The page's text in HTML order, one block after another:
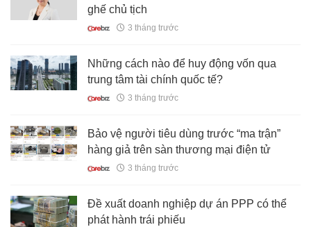
ghế chủ tịch
3 tháng trước
Những cách nào để huy động vốn qua
trung tâm tài chính quốc tế?
3 tháng trước
Bảo vệ người tiêu dùng trước “ma trận”
hàng giả trên sàn thương mại điện tử
3 tháng trước
Đề xuất doanh nghiệp dự án PPP có thể
phát hành trái phiếu